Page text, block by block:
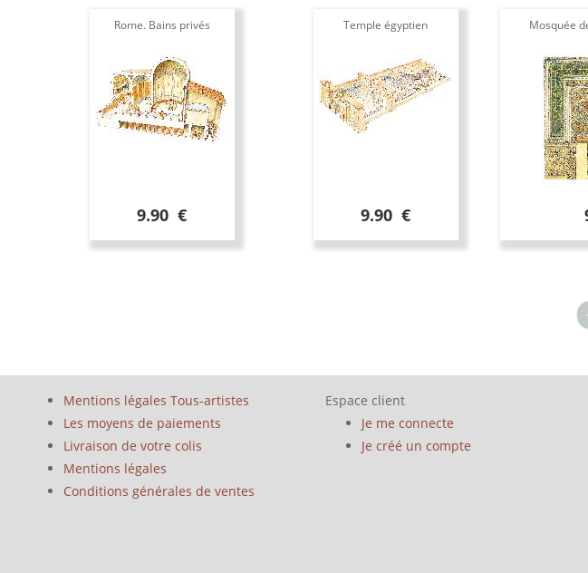
Rome. Bains privés
9.90 €
Temple égyptien
9.90 €
Mosquée
Mentions légales Tous-artistes
Les moyens de paiements
Livraison de votre colis
Mentions légales
Conditions générales de ventes
Espace client
Je me connecte
Je créé un compte